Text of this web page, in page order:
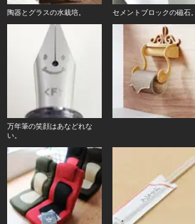
陶器とグラスの水栽培。 セメントブロックの磁石。
万年筆の笑顔はあなどれな
い。